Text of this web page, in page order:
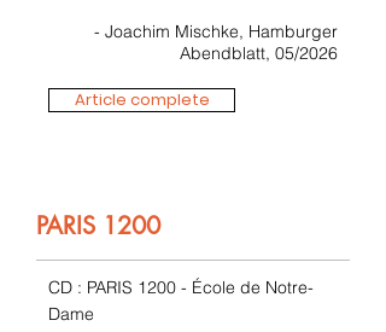
- Joachim Mischke, Hamburger
Abendblatt, 05/2026
Article complete
PARIS 1200
CD : PARIS 1200 - École de Notre-
Dame